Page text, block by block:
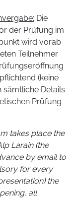
Die
der Prüfung im
wird vorab
Teilnehmer
(keine
sämtliche Details
Prüfung
takes place the
Larain (the
by email to
for every
the
all